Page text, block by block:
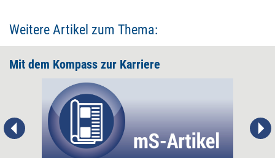
Weitere Artikel zum Thema:
Mit dem Kompass zur Karriere